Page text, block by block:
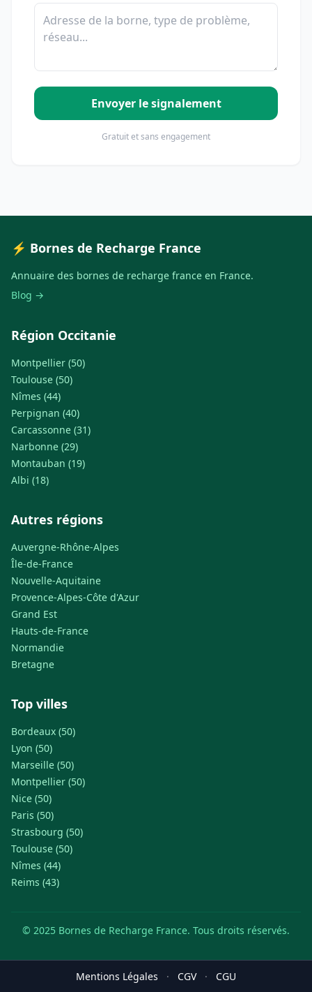
Envoyer le signalement
Gratuit et sans engagement
⚡ Bornes de Recharge France
Annuaire des bornes de recharge france en France.
Blog →
Région Occitanie
Montpellier (50)
Toulouse (50)
Nîmes (44)
Perpignan (40)
Carcassonne (31)
Narbonne (29)
Montauban (19)
Albi (18)
Autres régions
Auvergne-Rhône-Alpes
Île-de-France
Nouvelle-Aquitaine
Provence-Alpes-Côte d'Azur
Grand Est
Hauts-de-France
Normandie
Bretagne
Top villes
Bordeaux (50)
Lyon (50)
Marseille (50)
Montpellier (50)
Nice (50)
Paris (50)
Strasbourg (50)
Toulouse (50)
Nîmes (44)
Reims (43)
© 2025 Bornes de Recharge France. Tous droits réservés.
Mentions Légales · CGV · CGU